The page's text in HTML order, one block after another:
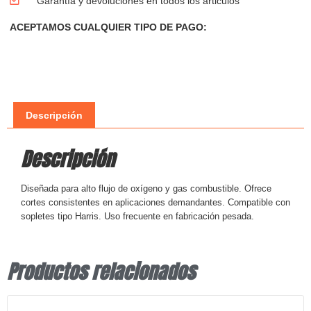
ACEPTAMOS CUALQUIER TIPO DE PAGO:
Descripción
Descripción
Diseñada para alto flujo de oxígeno y gas combustible. Ofrece
cortes consistentes en aplicaciones demandantes. Compatible con
sopletes tipo Harris. Uso frecuente en fabricación pesada.
Productos relacionados